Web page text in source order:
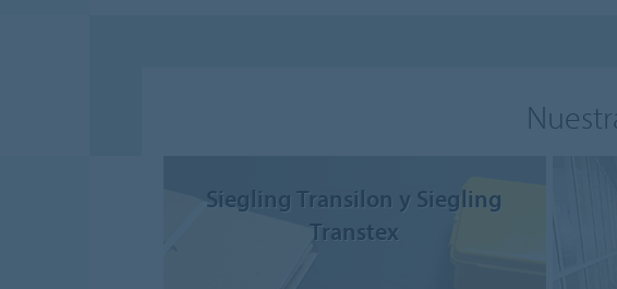
Siegling Transilon y Siegling
Transtex